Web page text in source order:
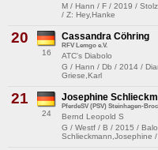
M / Hann / F / 2019 /
/ Z: Hey,Hanke
20
16
Cassandra Cöhring
RFV Lemgo e.V.
ATC's Diabolo
G / Hann / Db / 2014 /
Griese,Karl
21
24
Josephine
PferdeSV (PSV) Steinhagen-
Bernd Leopold S
G / Westf / B / 2015 /
Schlieckmann,Josephine